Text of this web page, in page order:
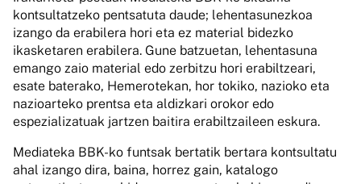
kontsultatzeko pentsatuta daude; lehentasunezkoa
izango da erabilera hori eta ez material bidezko
ikasketaren erabilera. Gune batzuetan, lehentasuna
emango zaio material edo zerbitzu hori erabiltzeari,
esate baterako, Hemerotekan, hor tokiko, nazioko eta
nazioarteko prentsa eta aldizkari orokor edo
espezializatuak jartzen baitira erabiltzaileen eskura.
Mediateka BBK-ko funtsak bertatik bertara kontsultatu
ahal izango dira, baina, horrez gain, katalogo